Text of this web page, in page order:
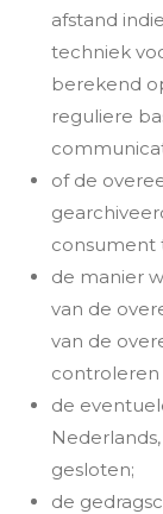
afstand
techniek
berekend
reguliere
of de
consument
de manier
van de
van de
controleren
de
gesloten;
de